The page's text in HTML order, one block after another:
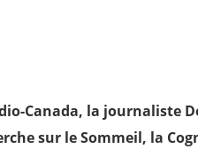
Canada, la journaliste
sur le Sommeil, la